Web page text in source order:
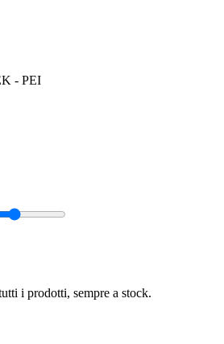
- PEI
i prodotti, sempre a stock.